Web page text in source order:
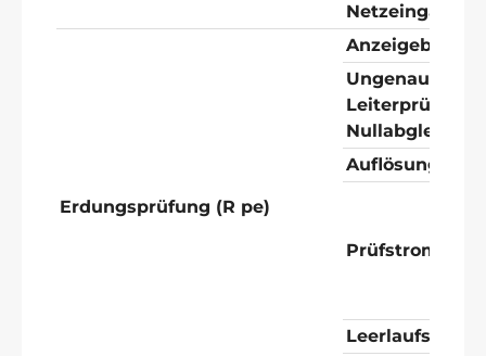
Erdungsprüfung (R pe)
Ungenauigkeit
Leiterprüfung-
Nullabgleich)
Auflösung
Prüfstrom